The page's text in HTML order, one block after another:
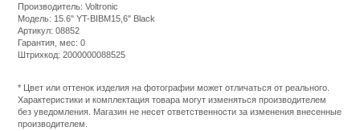
Производитель: Voltronic
Модель: 15.6" YT-BIBM15,6" Black
Артикул: 08852
Гарантия, мес: 0
Штрихкод: 2000000088525
ryukzaki-
sumki-
chehly/5221-
* Цвет или оттенок изделия на фотографии может отличаться от реального.
Характеристики и комплектация товара могут изменяться производителем
без уведомления. Магазин не несет ответственности за изменения внесенные
производителем.